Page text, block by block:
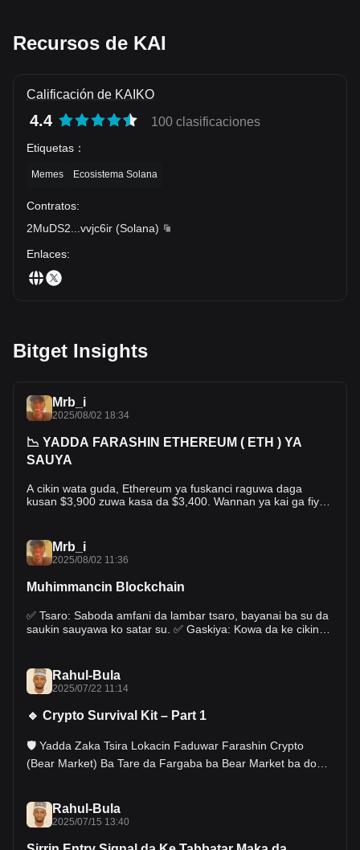
Recursos de KAI
Calificación de KAIKO
4.4 100 clasificaciones
Etiquetas ：
Memes Ecosistema Solana
Contratos:
2MuDS2
vvjc6ir (Solana)
Enlaces:
Bitget Insights
Mrb_i
2025/08/02 18:34
📉 YADDA FARASHIN ETHEREUM ( ETH ) YA
SAUYA
A cikin wata guda, Ethereum ya fuskanci raguwa daga
kusan $3,900 zuwa kasa da $3,400. Wannan ya kai ga fiye
Mrb_i
2025/08/02 11:36
Muhimmancin Blockchain
✅ Tsaro: Saboda amfani da lambar tsaro, bayanai ba su da
saukin sauyawa ko satar su. ✅ Gaskiya: Kowa da ke cikin
bukatar banki ko gwamnati – yana aiki kai tsaye tsakanin
masu amfani. ✅ Saukin Bibiyar Bayanai: Ana iya bin diddigin
kowanne ciniki daga farko zuwa ƙarshe ba tare da wata
matsala ba.
Rahul-Bula
2025/07/22 11:14
🔹 Crypto Survival Kit – Part 1
🛡️ Yadda Zaka Tsira Lokacin Faduwar Farashin Crypto
(Bear Market) Ba Tare da Fargaba ba Bear Market ba don
Duban Charts Kowane Lokaci Duba charts kullum yana ƙara
maka tsoro. Ka maida hankali kan dabararka, ba zuciyarka
Rahul-Bula
2025/07/15 13:40